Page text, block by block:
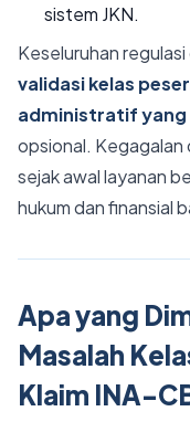
sistem JKN.
Keseluruhan
validasi kelas
administratif
opsional. Kegagalan
sejak awal layanan
hukum dan finansial
Apa yang
Masalah
Klaim INA-